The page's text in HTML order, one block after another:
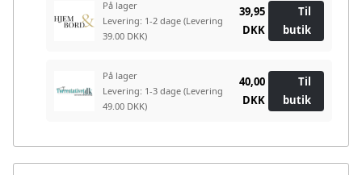
På lager
Levering: 1-2 dage (Levering
39.00 DKK)
39,95
DKK
Til
butik
På lager
Levering: 1-3 dage (Levering
49.00 DKK)
40,00
DKK
Til
butik